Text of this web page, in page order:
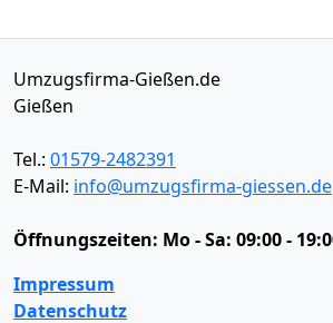
Umzugsfirma-Gießen.de
Gießen
Tel.: 01579-2482391
E-Mail: info@umzugsfirma-giessen.de
Öffnungszeiten: Mo - Sa: 09:00 -
Impressum
Datenschutz